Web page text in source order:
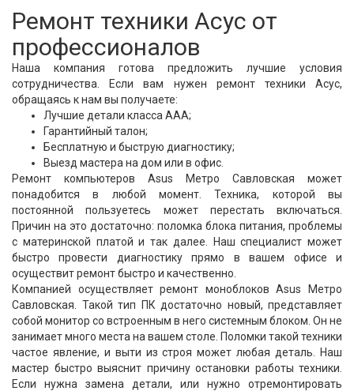
Ремонт техники Асус от
профессионалов
Наша компания готова предложить лучшие условия
сотрудничества. Если вам нужен ремонт техники Асус,
обращаясь к нам вы получаете:
Лучшие детали класса ААА;
Гарантийный талон;
Бесплатную и быструю диагностику;
Выезд мастера на дом или в офис.
Ремонт компьютеров Asus Метро Савловская может
понадобится в любой момент. Техника, которой вы
постоянной пользуетесь может перестать включаться.
Причин на это достаточно: поломка блока питания, проблемы
с материнской платой и так далее. Наш специалист может
быстро провести диагностику прямо в вашем офисе и
осуществит ремонт быстро и качественно.
Компанией осуществляет ремонт моноблоков Asus Метро
Савловская. Такой тип ПК достаточно новый, представляет
собой монитор со встроенным в него системным блоком. Он не
занимает много места на вашем столе. Поломки такой техники
частое явление, и выти из строя может любая деталь. Наш
мастер быстро выяснит причину остановки работы техники.
Если нужна замена детали, или нужно отремонтировать